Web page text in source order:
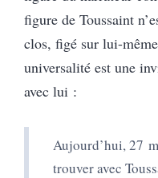
figure de Toussaint
clos, figé sur lui-
universalité est une
avec lui :
Aujourd’hui, 27
trouver avec